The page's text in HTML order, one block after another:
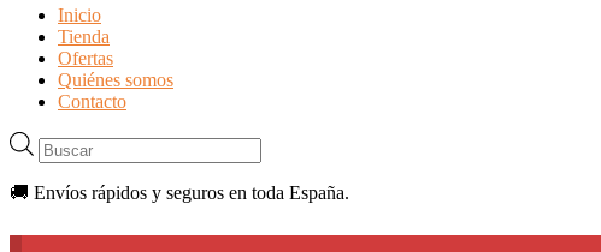
Inicio
Tienda
Ofertas
Quiénes somos
Contacto
Búsqueda
de
productos
🚚 Envíos rápidos y seguros en toda España.